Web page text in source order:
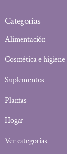
Categorías
Alimentación
Cosmética e higiene
Suplementos
Plantas
Hogar
Ver categorías